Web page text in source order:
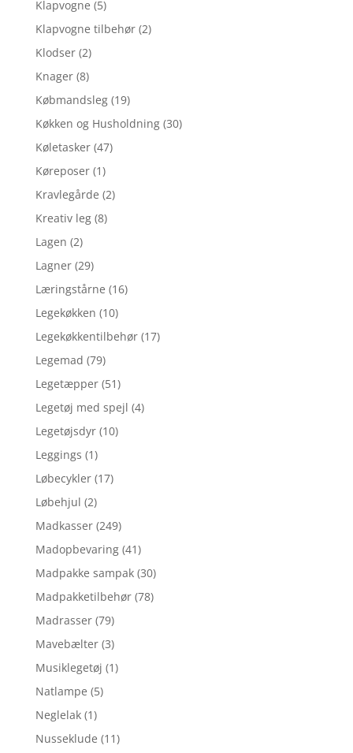
Klapvogne (5)
Klapvogne tilbehør (2)
Klodser (2)
Knager (8)
Købmandsleg (19)
Køkken og Husholdning (30)
Køletasker (47)
Køreposer (1)
Kravlegårde (2)
Kreativ leg (8)
Lagen (2)
Lagner (29)
Læringstårne (16)
Legekøkken (10)
Legekøkkentilbehør (17)
Legemad (79)
Legetæpper (51)
Legetøj med spejl (4)
Legetøjsdyr (10)
Leggings (1)
Løbecykler (17)
Løbehjul (2)
Madkasser (249)
Madopbevaring (41)
Madpakke sampak (30)
Madpakketilbehør (78)
Madrasser (79)
Mavebælter (3)
Musiklegetøj (1)
Natlampe (5)
Neglelak (1)
Nusseklude (11)